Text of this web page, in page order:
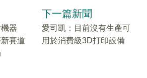
器
賽道
下一篇新聞
愛司凱：目前沒有生產可
用於消費級3D打印設備